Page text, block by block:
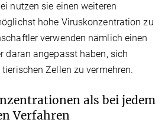
nutzen sie einen weiteren
hohe Viruskonzentration zu
verwenden nämlich einen
daran angepasst haben, sich
Zellen zu vermehren.
als bei jedem
Verfahren